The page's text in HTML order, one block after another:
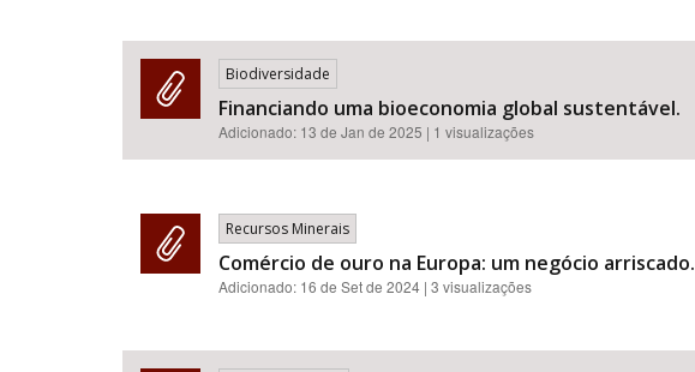
Biodiversidade
Financiando uma bioeconomia global sustentável.
Adicionado: 13 de Jan de 2025 | 1 visualizações
Recursos Minerais
Comércio de ouro na Europa: um negócio arriscado.
Adicionado: 16 de Set de 2024 | 3 visualizações